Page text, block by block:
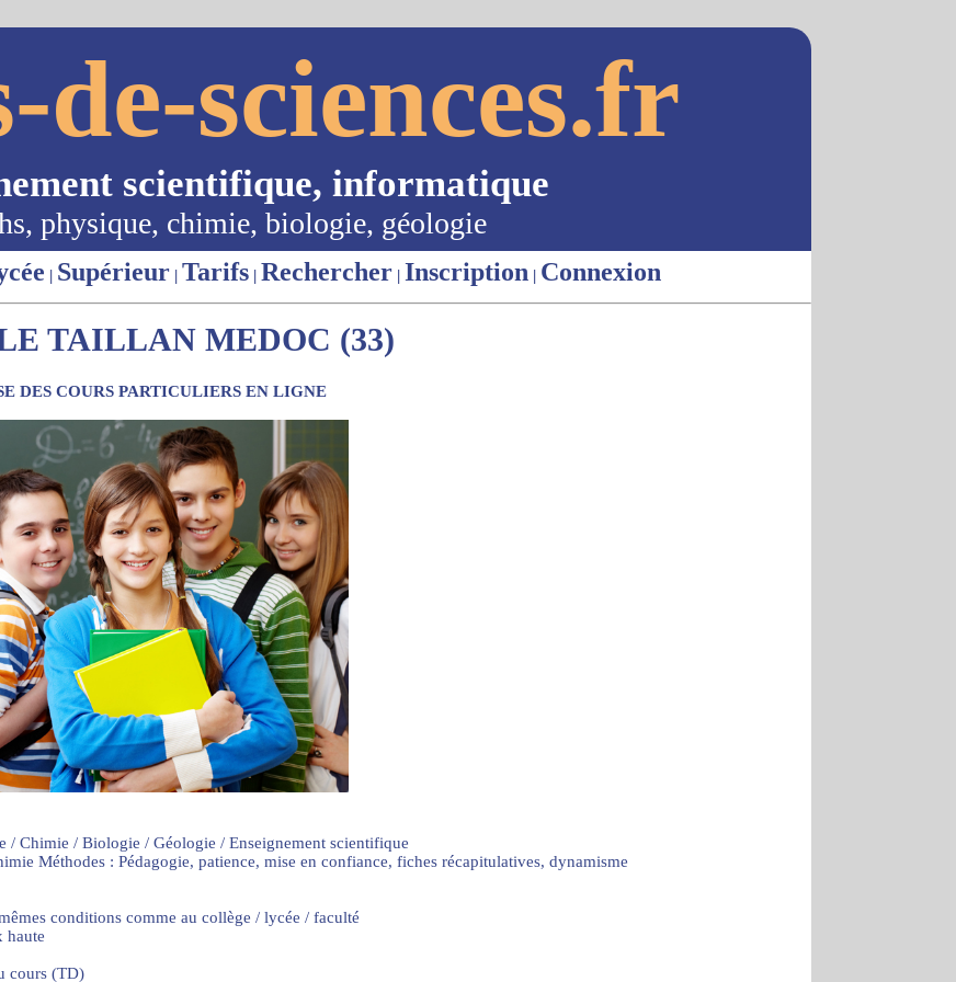
de-sciences.fr
scientifique, informatique
physique, chimie, biologie, géologie
| Supérieur | Tarifs | Rechercher | Inscription | Connexion
TAILLAN MEDOC (33)
DES COURS PARTICULIERS EN LIGNE
/ Chimie / Biologie / Géologie / Enseignement scientifique
Méthodes : Pédagogie, patience, mise en confiance, fiches récapitulatives, dynamisme
conditions comme au collège / lycée / faculté
haute
cours (TD)